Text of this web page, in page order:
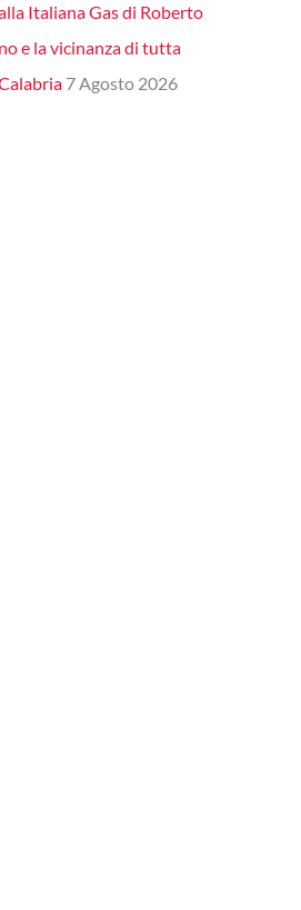
Italiana Gas di Roberto
e la vicinanza di tutta
7 Agosto 2026